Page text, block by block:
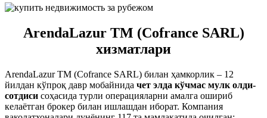
ArendaLazur TM (Cofrance SARL)
хизматлари
ArendaLazur TM (Cofrance SARL) билан ҳамкорлик – 12
йилдан кўпроқ давр мобайнида чет элда кўчмас мулк олди-
сотдиси соҳасида турли операцияларни амалга ошириб
келаётган брокер билан ишлашдан иборат. Компания